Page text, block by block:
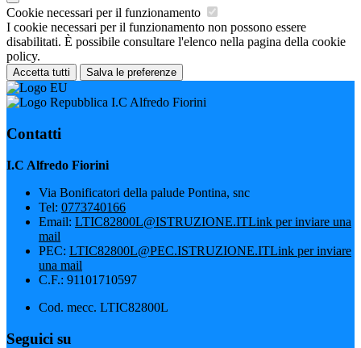
Cookie necessari per il funzionamento
I cookie necessari per il funzionamento non possono essere
disabilitati. È possibile consultare l'elenco nella pagina della cookie
policy.
Accetta tutti Salva le preferenze
I.C Alfredo Fiorini
Contatti
I.C Alfredo Fiorini
Via Bonificatori della palude Pontina, snc
Tel: 0773740166
Email: LTIC82800L@ISTRUZIONE.ITLink per inviare una
mail
PEC: LTIC82800L@PEC.ISTRUZIONE.ITLink per inviare
una mail
C.F.: 91101710597
Cod. mecc. LTIC82800L
Seguici su